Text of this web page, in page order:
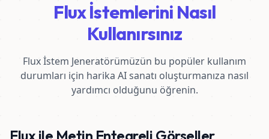
Flux İstemlerini Nasıl
Kullanırsınız
Flux İstem Jeneratörümüzün bu popüler kullanım
durumları için harika AI sanatı oluşturmanıza nasıl
yardımcı olduğunu öğrenin.
Flux ile Metin Entegreli Görseller